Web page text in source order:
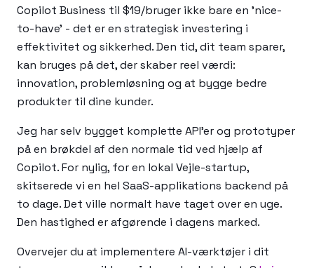
Copilot Business til $19/bruger ikke bare en 'nice-
to-have' - det er en strategisk investering i
effektivitet og sikkerhed. Den tid, dit team sparer,
kan bruges på det, der skaber reel værdi:
innovation, problemløsning og at bygge bedre
produkter til dine kunder.
Jeg har selv bygget komplette API'er og prototyper
på en brøkdel af den normale tid ved hjælp af
Copilot. For nylig, for en lokal Vejle-startup,
skitserede vi en hel SaaS-applikations backend på
to dage. Det ville normalt have taget over en uge.
Den hastighed er afgørende i dagens marked.
Overvejer du at implementere AI-værktøjer i dit